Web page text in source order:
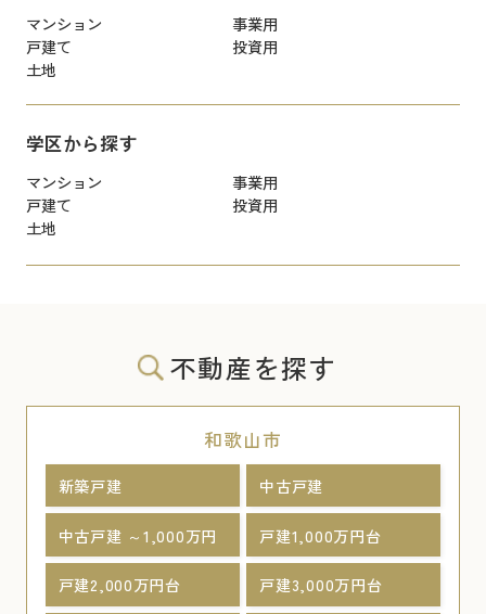
マンション
事業用
戸建て
投資用
土地
学区から探す
マンション
事業用
戸建て
投資用
土地
不動産を探す
和歌山市
新築戸建 中古戸建
中古戸建 ～1,000万円 戸建1,000万円台
戸建2,000万円台 戸建3,000万円台